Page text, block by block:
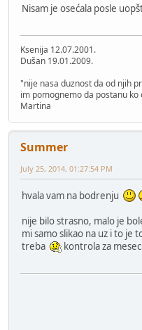
Nisam je osećala posle
Ksenija 12.07.2001.
Dušan 19.01.2009.
"nije nasa duznost da od njih
im pomognemo da postanu ko
Martina
Summer
July 25, 2014, 01:27:54 PM
hvala vam na bodrenju
nije bilo strasno, malo je
mi samo slikao na uz i to je
treba
kontrola za